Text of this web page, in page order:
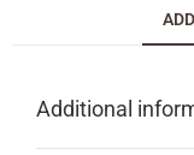
Additional